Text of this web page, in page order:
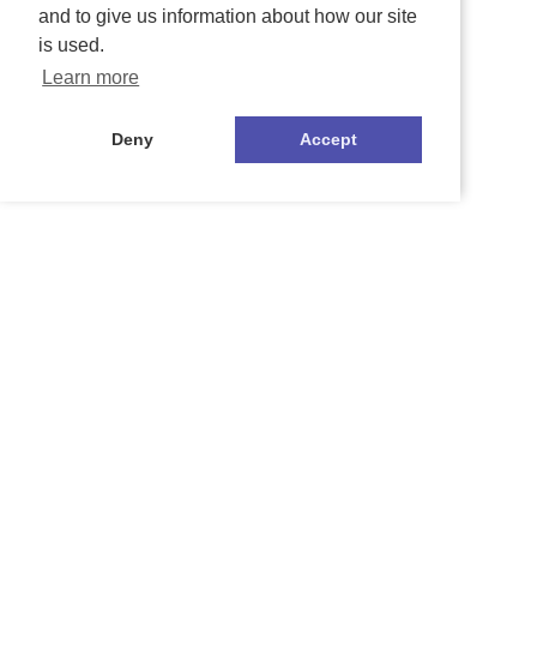
and to give us information about how our site
is used.
Learn more
Deny Accept